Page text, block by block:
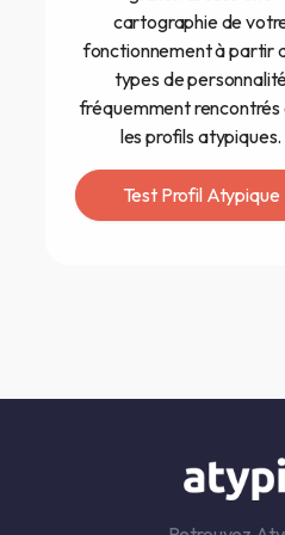
cartographie de
fonctionnement à partir
types de
fréquemment rencontrés
les profils atypiques.
Test Profil Atypique